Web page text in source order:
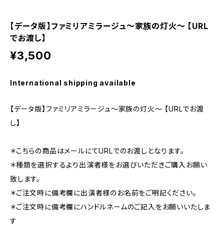
【データ版】ファミリアミラージュ～家族の灯火～ 【URL
でお渡し】
¥3,500
International shipping available
【データ版】ファミリアミラージュ～家族の灯火～ 【URLでお渡
し】
＊こちらの商品はメールにてURLでのお渡しとなります。
＊種類を選択するより出演者様をお選びいただきご購入お願い
致します。
＊ご注文時に備考欄に出演者様のお名前をご明記ください。
＊ご注文時に備考欄にハンドルネームのご記入をお願いいたしま
す